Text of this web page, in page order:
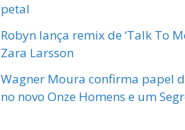
petal
Robyn lança remix de ‘Talk To
Zara Larsson
Wagner Moura confirma papel
no novo Onze Homens e um